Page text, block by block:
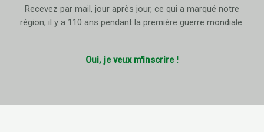
Recevez par mail, jour après jour, ce qui a marqué notre
région, il y a 110 ans pendant la première guerre mondiale.
Oui, je veux m'inscrire !